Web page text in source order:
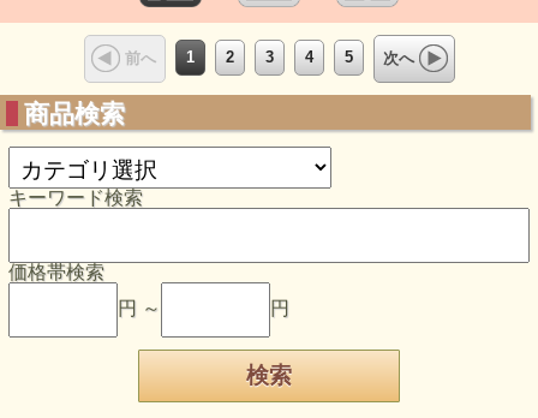
前へ 1 2 3 4 5 次へ
商品検索
キーワード検索
価格帯検索
円 ～
円